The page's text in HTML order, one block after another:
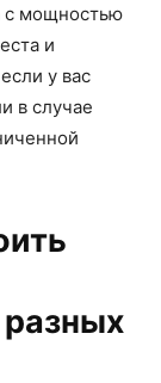
с мощностью
и
у вас
в случае